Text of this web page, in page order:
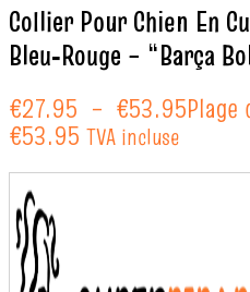
Collier Pour Chien En
Bleu‑Rouge – “Barça
€27.95 – €53.95
€53.95 TVA incluse